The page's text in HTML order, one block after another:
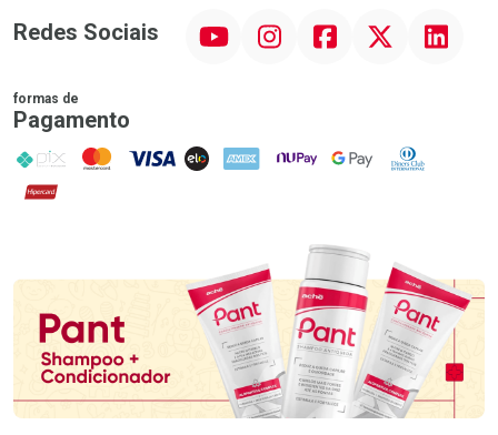
Redes Sociais InstagramFacebook Linkedin
formas de
Pagamento
PIX MasterCard
VISA ELO AMEX NuPay Google PayDiners Club
Hipercard
Promoção em Destaque